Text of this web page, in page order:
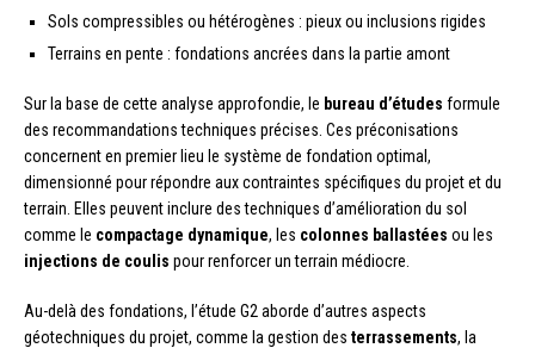
Sols compressibles ou hétérogènes : pieux ou inclusions rigides
Terrains en pente : fondations ancrées dans la partie amont
Sur la base de cette analyse approfondie, le bureau d’études formule
des recommandations techniques précises. Ces préconisations
concernent en premier lieu le système de fondation optimal,
dimensionné pour répondre aux contraintes spécifiques du projet et du
terrain. Elles peuvent inclure des techniques d’amélioration du sol
comme le compactage dynamique, les colonnes ballastées ou les
injections de coulis pour renforcer un terrain médiocre.
Au-delà des fondations, l’étude G2 aborde d’autres aspects
géotechniques du projet, comme la gestion des terrassements, la